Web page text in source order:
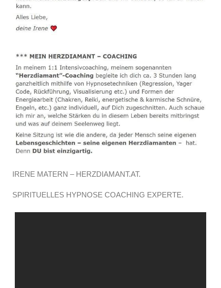
IRENE MATERN – HERZDIAMANT.AT.
SPIRITUELLES HYPNOSE COACHING EXPERTE.